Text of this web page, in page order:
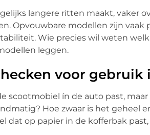
langere ritten maakt, vaker
Opvouwbare modellen zijn vaak
Wie precies wil weten
leggen.
voor gebruik
scootmobiel ín de auto past,
Hoe zwaar is het geheel
dat op papier in de kofferbak